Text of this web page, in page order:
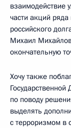
взаимодействие
части акций
российского
Михаил
окончательную
Хочу также
по поводу
выделять
с терроризмом в